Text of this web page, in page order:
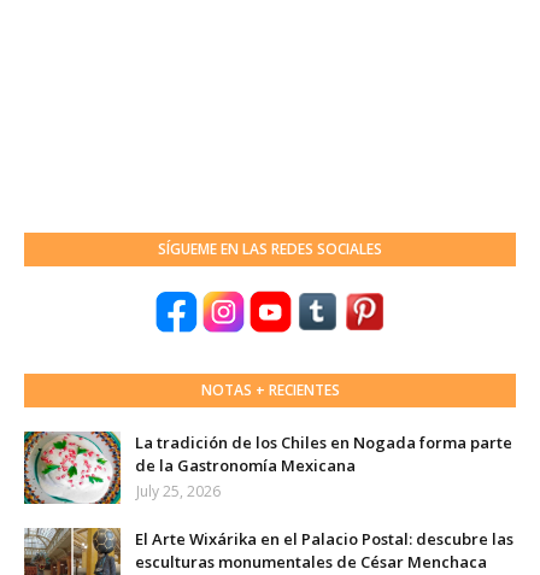
SÍGUEME EN LAS REDES SOCIALES
NOTAS + RECIENTES
La tradición de los Chiles en Nogada forma parte
de la Gastronomía Mexicana
July 25, 2026
El Arte Wixárika en el Palacio Postal: descubre las
esculturas monumentales de César Menchaca